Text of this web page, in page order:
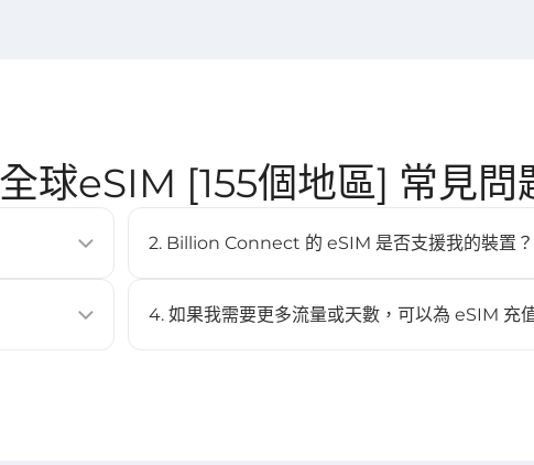
eSIM [155個地區] 常見問
2. Billion Connect 的 eSIM 是否支援我的裝置？
Pixel 3 以上、Samsung Galaxy S20 以上）。更多詳情
4. 如果我需要更多流量或天數，可以為 eSIM 充